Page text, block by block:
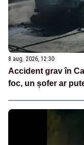
8 aug. 2026, 12:30
Accident grav în
foc, un șofer ar